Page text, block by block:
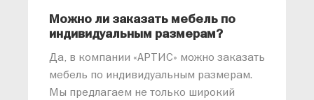
Можно ли заказать мебель по
индивидуальным размерам?
Да, в компании «АРТИС» можно заказать
мебель по индивидуальным размерам.
Мы предлагаем не только широкий